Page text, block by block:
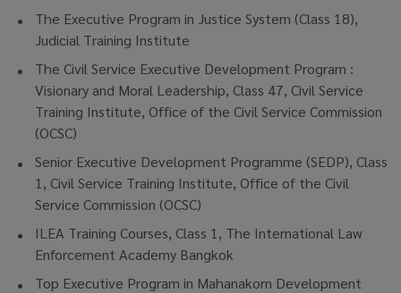
The Executive Program in Justice System (Class 18),
Judicial Training Institute
The Civil Service Executive Development Program :
Visionary and Moral Leadership, Class 47, Civil Service
Training Institute, Office of the Civil Service Commission
(OCSC)
Senior Executive Development Programme (SEDP), Class
1, Civil Service Training Institute, Office of the Civil
Service Commission (OCSC)
ILEA Training Courses, Class 1, The International Law
Enforcement Academy Bangkok
Top Executive Program in Mahanakorn Development